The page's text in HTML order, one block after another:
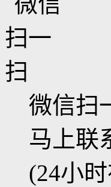
微信扫
马上联
(24小